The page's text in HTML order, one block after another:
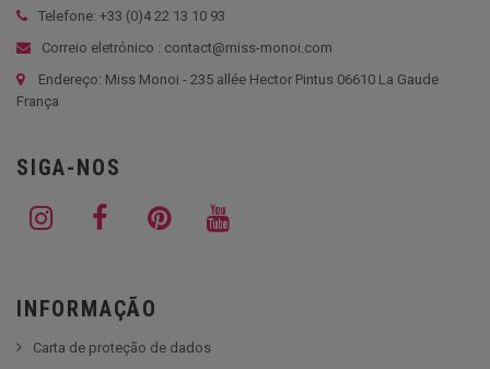
Telefone: +33 (0)4 22 13 10 93
Correio eletrónico : contact@miss-monoi.com
Endereço: Miss Monoi - 235 allée Hector Pintus 06610 La Gaude
França
SIGA-NOS
INFORMAÇÃO
Carta de proteção de dados